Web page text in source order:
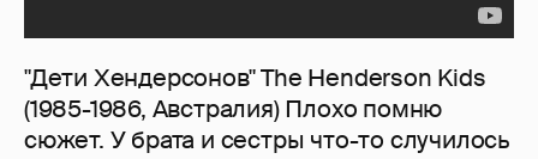
"Дети Хендерсонов" The Henderson Kids
(1985-1986, Австралия) Плохо помню
сюжет. У брата и сестры что-то случилось